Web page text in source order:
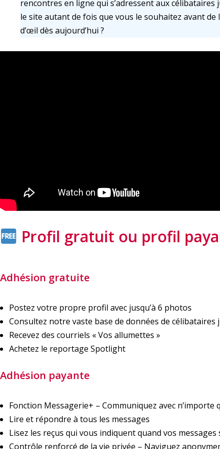
rencontres en ligne qui s’adressent aux
le site autant de fois que vous le souhaitez avant
d’œil dès aujourd’hui ?
Profil gratuit ou profil
Adhésion gratuite
Postez votre propre profil avec jusqu’à 6 photos
Consultez notre vaste base de données de célibataires
Recevez des courriels « Vos allumettes »
Achetez le reportage Spotlight
Adhésion payante
Fonction Messagerie+ – Communiquez avec
Lire et répondre à tous les messages
Lisez les reçus qui vous indiquent quand vos messages
Contrôle renforcé de la vie privée – Naviguez